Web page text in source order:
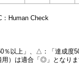
Human Check
以上」、△：「達成度
）は適合「◎」となりま